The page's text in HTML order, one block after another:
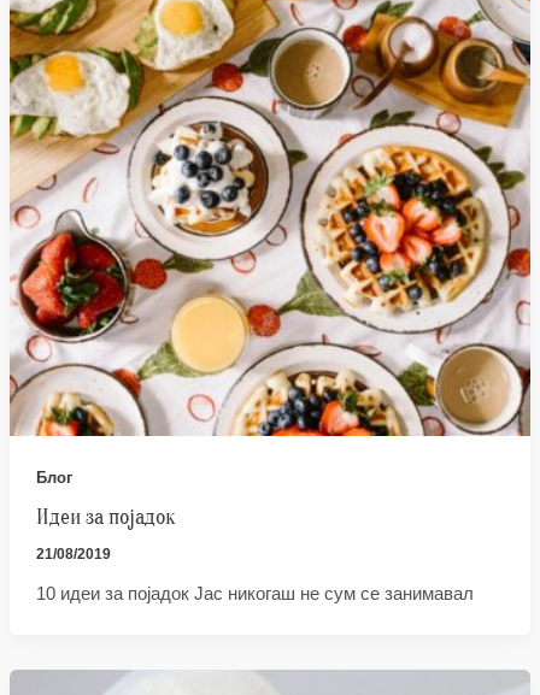
Блог
Идеи за појадок
21/08/2019
10 идеи за појадок Јас никогаш не сум се занимавал